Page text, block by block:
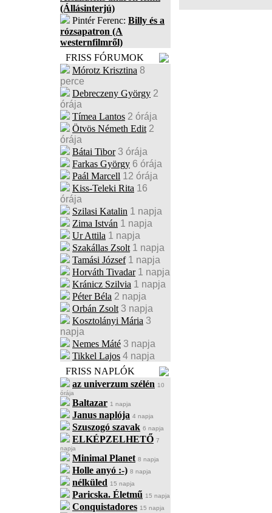
(Állásinterjú)
Pintér Ferenc: Billy és a
rózsapatron (A
westernfilmről)
FRISS FÓRUMOK
Mórotz Krisztina 8
perce
Debreczeny György 2
órája
Tímea Lantos 2 órája
Ötvös Németh Edit 2
órája
Bátai Tibor 3 órája
Farkas György 6 órája
Paál Marcell 12 órája
Kiss-Teleki Rita 16
órája
Szilasi Katalin 1 napja
Zima István 1 napja
Ur Attila 1 napja
Szakállas Zsolt 1 napja
Tamási József 1 napja
Horváth Tivadar 1 napja
Kránicz Szilvia 1 napja
Péter Béla 2 napja
Orbán Zsolt 3 napja
Kosztolányi Mária 3
napja
Nemes Máté 3 napja
Tikkel Lajos 4 napja
FRISS NAPLÓK
az univerzum szélén 10
órája
Baltazar 1 napja
Janus naplója 4 napja
Szuszogó szavak 6 napja
ELKÉPZELHETŐ 7
napja
Minimal Planet 8 napja
Holle anyó :-) 8 napja
nélküled 15 napja
Paricska. Életmű 15 napja
Conquistadores 15 napja